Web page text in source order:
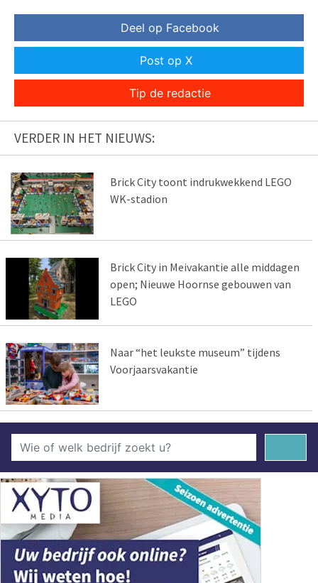
Deel op Facebook
Post op X
Tip de redactie
VERDER IN HET NIEUWS:
Brick City toont indrukwekkend LEGO
WK-stadion
Brick City in Meivakantie alle middagen
open; Nieuwe Hoornse gebouwen van
LEGO
Naar “het leukste museum” tijdens
Voorjaarsvakantie